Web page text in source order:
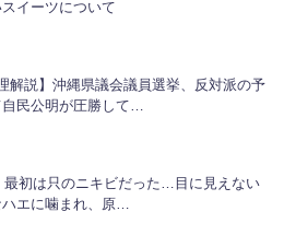
イーツについて
解説】沖縄県議会議員選挙、反対派の予
民公明が圧勝して…
最初は只のニキビだった…目に見えない
エに噛まれ、原…